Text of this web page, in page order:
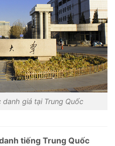
giá tại Trung Quốc
tiếng Trung Quốc